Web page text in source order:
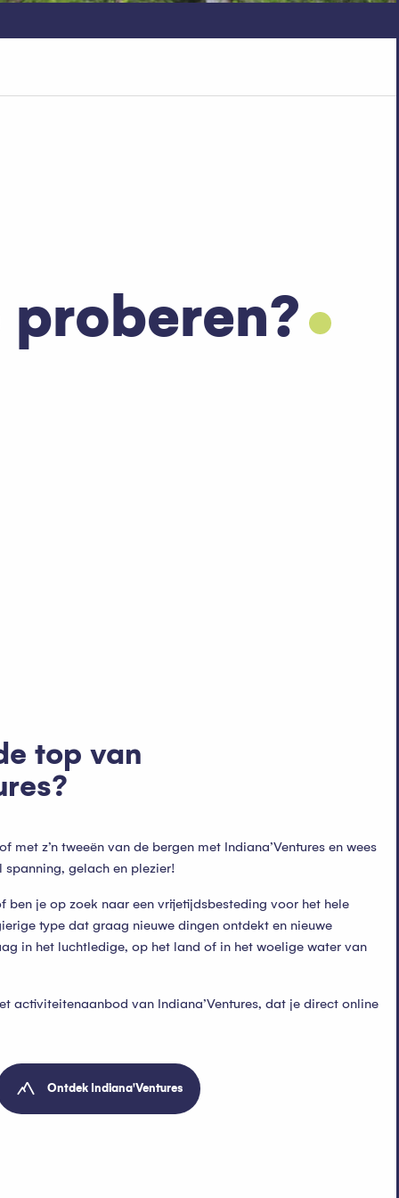
top van
met z’n tweeën van de bergen met Indiana’Ventures en wees
gelach en plezier!
ben je op zoek naar een vrijetijdsbesteding voor het hele
type dat graag nieuwe dingen ontdekt en nieuwe
in het luchtledige, op het land of in het woelige water van
activiteitenaanbod van Indiana’Ventures, dat je direct online
Ontdek Indiana'Ventures